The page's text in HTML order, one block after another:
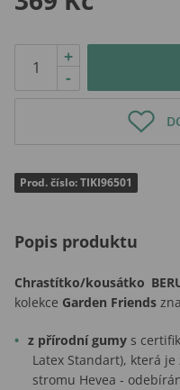
-
+
Prod. číslo: TIKI96501
Popis produktu
Chrastítko/kousátko
kolekce Garden Friends
z přírodní gumy s
Latex Standart), která
stromu Hevea -